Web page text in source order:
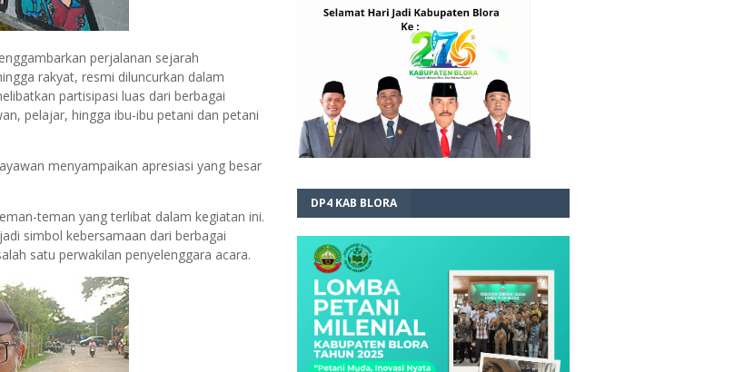
perjalanan sejarah
rakyat, resmi diluncurkan dalam
partisipasi luas dari berbagai
pelajar, hingga ibu-ibu petani dan petani
menyampaikan apresiasi yang besar
teman yang terlibat dalam kegiatan ini.
simbol kebersamaan dari berbagai
satu perwakilan penyelenggara acara.
DP4 KAB BLORA